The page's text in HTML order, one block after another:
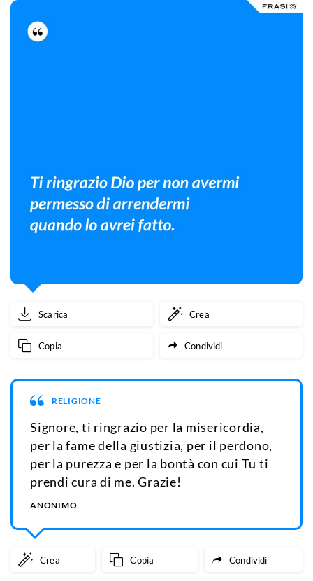
Scarica Crea
Copia Condividi
RELIGIONE
Signore, ti ringrazio per la misericordia,
per la fame della giustizia, per il perdono,
per la purezza e per la bontà con cui Tu ti
prendi cura di me. Grazie!
ANONIMO
Crea Copia Condividi